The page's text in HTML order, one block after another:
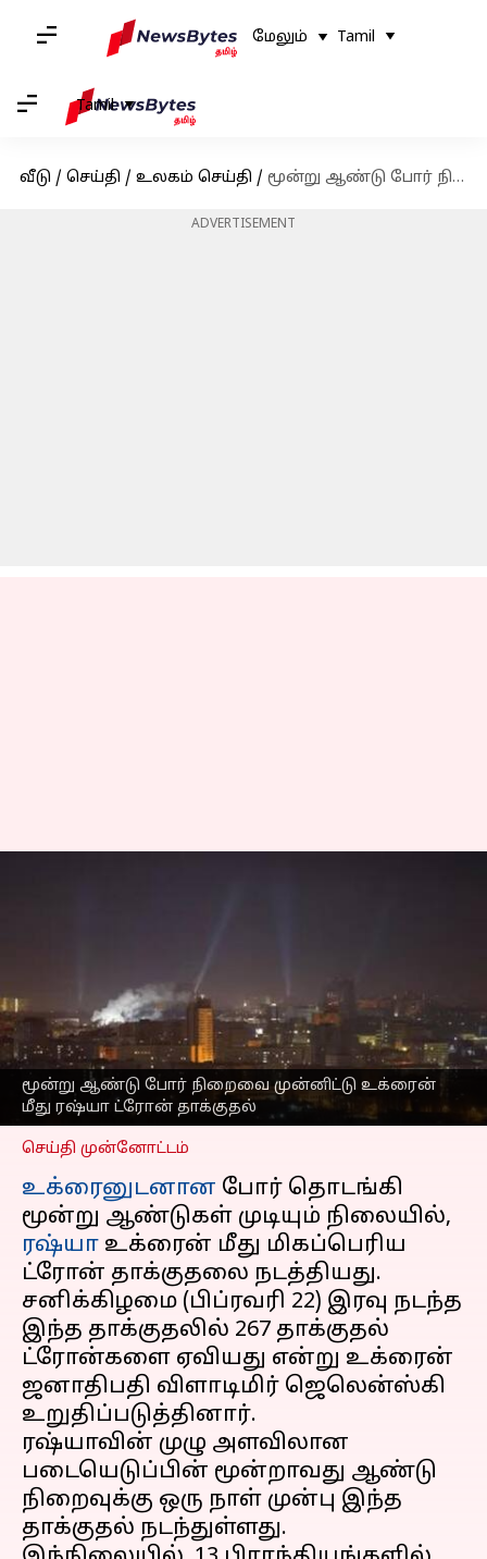
மேலும் Tamil
Tamil
வீடு / செய்தி / உலகம் செய்தி / மூன்று ஆண்டு போர் நிறைவை முன்னிட்டு உக்ரைன் மீது அதிகளவிலான ட்ரோன்களை ஏவி ரஷ்யா தாக்குதல்
ADVERTISEMENT
மூன்று ஆண்டு போர் நிறைவை முன்னிட்டு உக்ரைன்
மீது ரஷ்யா ட்ரோன் தாக்குதல்
அதிகளவிலான
ட்ரோன்களை ஏவி ரஷ்யா
தாக்குதல்
எழுதியவர் Sekar Chinnappan Feb 23, 2025 08:24 pm
செய்தி முன்னோட்டம்
உக்ரைனுடனான போர் தொடங்கி
மூன்று ஆண்டுகள் முடியும் நிலையில்,
ரஷ்யா உக்ரைன் மீது மிகப்பெரிய
ட்ரோன் தாக்குதலை நடத்தியது.
சனிக்கிழமை (பிப்ரவரி 22) இரவு நடந்த
இந்த தாக்குதலில் 267 தாக்குதல்
ட்ரோன்களை ஏவியது என்று உக்ரைன்
ஜனாதிபதி விளாடிமிர் ஜெலென்ஸ்கி
உறுதிப்படுத்தினார்.
ரஷ்யாவின் முழு அளவிலான
படையெடுப்பின் மூன்றாவது ஆண்டு
நிறைவுக்கு ஒரு நாள் முன்பு இந்த
தாக்குதல் நடந்துள்ளது.